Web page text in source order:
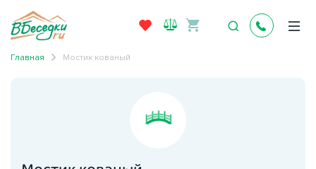
Главная Мостик кованый